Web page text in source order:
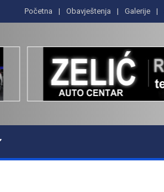
Početna Obavještenja Galerije